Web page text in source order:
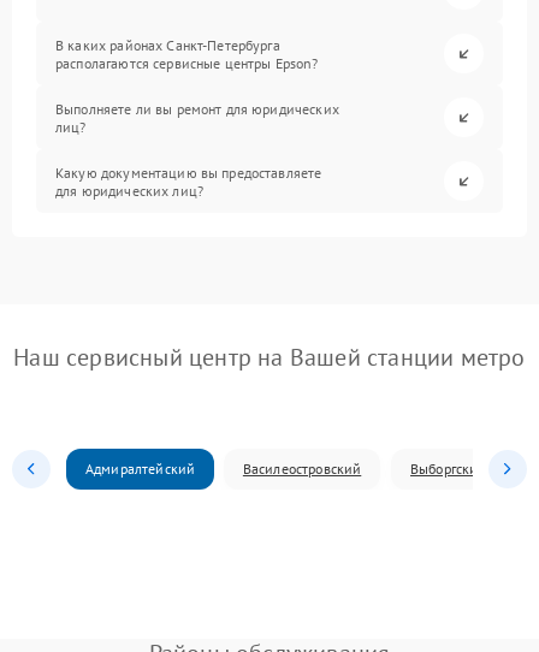
В каких районах Санкт-Петербурга
располагаются сервисные центры Epson?
Выполняете ли вы ремонт для юридических
лиц?
Какую документацию вы предоставляете
для юридических лиц?
Наш сервисный центр на Вашей станции метро
Адмиралтейский Василеостровский Выборгский